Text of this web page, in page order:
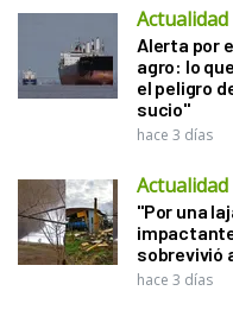
Actualidad
Alerta por
agro: lo
el peligro
sucio"
hace 3 días
Actualidad
"Por una
sobrevivió
hace 3 días